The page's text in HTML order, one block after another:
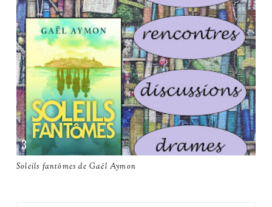
Soleils fantômes de Gaël Aymon